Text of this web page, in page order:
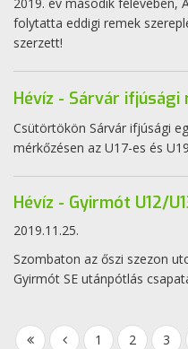
folytatta eddigi remek
szerzett!
Hévíz - Sárvár ifjúsági
Csütörtökön Sárvár ifjúsági
mérkőzésen az U17-es és
Hévíz - Gyirmót U12/
2019.11.25.
Szombaton az őszi szezon
Gyirmót SE utánpótlás
1 2 3